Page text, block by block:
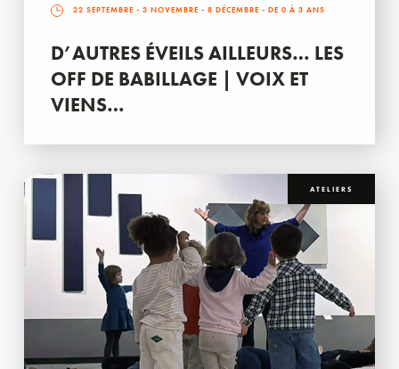
22 SEPTEMBRE - 3 NOVEMBRE - 8 DÉCEMBRE - DE 0 À 3 ANS
D’AUTRES ÉVEILS AILLEURS… LES
OFF DE BABILLAGE | VOIX ET
VIENS…
ATELIERS